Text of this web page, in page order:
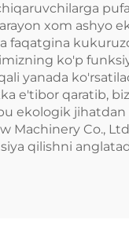
xom ashyo
faqatgina
ko'p
yanada
e'tibor qaratib,
ekologik
Machinery Co.,
qilishni